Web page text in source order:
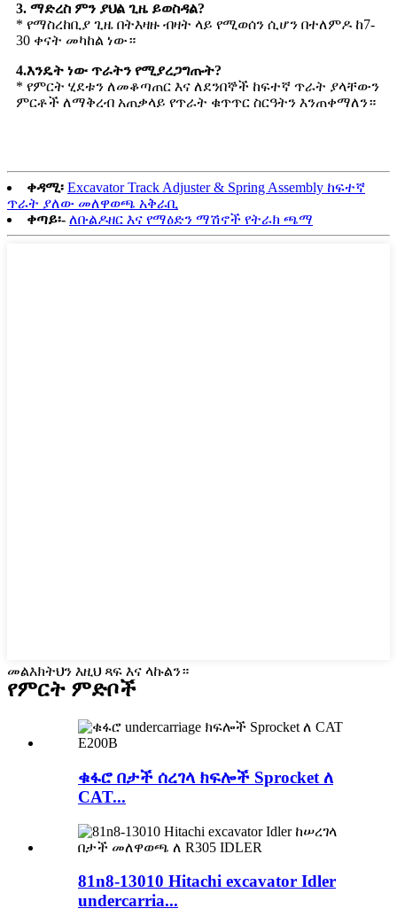
3. ማድረስ ምን ያህል ጊዜ ይወስዳል?
* የማስረከቢያ ጊዜ በትእዛዙ ብዛት ላይ የሚወሰን ሲሆን በተለምዶ ከ7-
30 ቀናት መካከል ነው።
4.እንዴት ነው ጥራትን የሚያረጋግጡት?
* የምርት ሂደቱን ለመቆጣጠር እና ለደንበኞች ከፍተኛ ጥራት ያላቸውን
ምርቶች ለማቅረብ አጠቃላይ የጥራት ቁጥጥር ስርዓትን እንጠቀማለን።
ቀዳሚ፡ Excavator Track Adjuster & Spring Assembly ከፍተኛ
ጥራት ያለው መለዋወጫ አቅራቢ
ቀጣይ፡- ለቡልዶዘር እና የማዕድን ማሽኖች የትራክ ጫማ
መልእክትህን እዚህ ጻፍ እና ላኩልን።
የምርት ምድቦች
ቁፋሮ በታች ሰረገላ ክፍሎች Sprocket ለ
CAT...
81n8-13010 Hitachi excavator Idler
undercarria...